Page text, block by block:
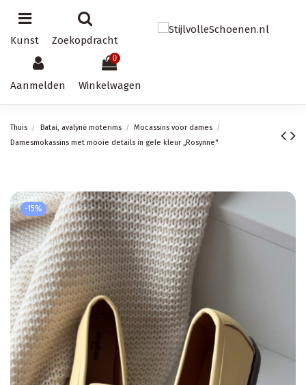
Kunst Zoekopdracht
Aanmelden
0
Winkelwagen
Thuis Batai, avalynė moterims
Mocassins voor dames
Damesmokassins met mooie details in gele kleur „Rosynne"
-15%